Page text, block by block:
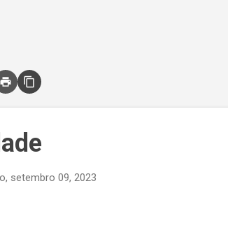
setembro 09, 2023